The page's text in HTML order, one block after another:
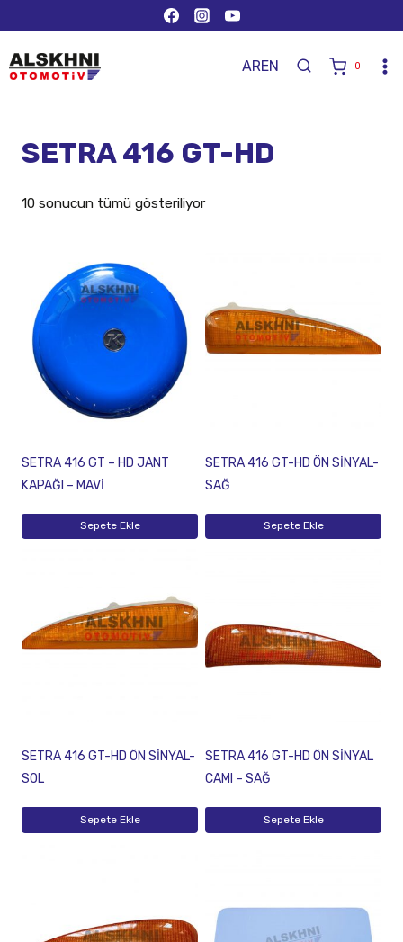
AREN 0
SETRA 416 GT-HD
10 sonucun tümü gösteriliyor
SETRA 416 GT – HD JANT
KAPAĞI – MAVİ
Sepete Ekle
SETRA 416 GT-HD ÖN SİNYAL-
SAĞ
Sepete Ekle
SETRA 416 GT-HD ÖN SİNYAL-
SOL
Sepete Ekle
SETRA 416 GT-HD ÖN SİNYAL
CAMI – SAĞ
Sepete Ekle